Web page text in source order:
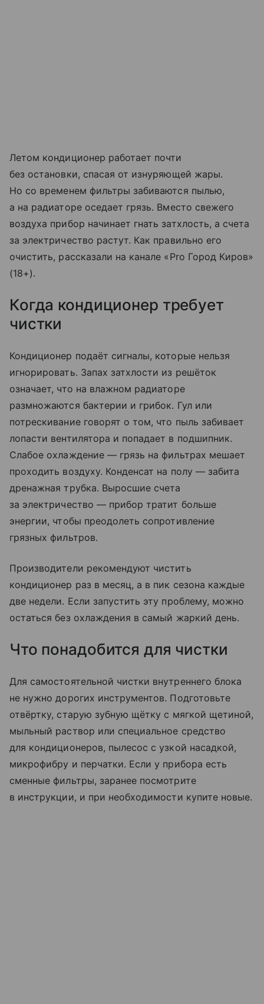
Летом кондиционер работает почти
без остановки, спасая от изнуряющей жары.
Но со временем фильтры забиваются пылью,
а на радиаторе оседает грязь. Вместо свежего
воздуха прибор начинает гнать затхлость, а счета
за электричество растут. Как правильно его
очистить, рассказали на канале «Pro Город Киров»
(18+).
Когда кондиционер требует
чистки
Кондиционер подаёт сигналы, которые нельзя
игнорировать. Запах затхлости из решёток
означает, что на влажном радиаторе
размножаются бактерии и грибок. Гул или
потрескивание говорят о том, что пыль забивает
лопасти вентилятора и попадает в подшипник.
Слабое охлаждение — грязь на фильтрах мешает
проходить воздуху. Конденсат на полу — забита
дренажная трубка. Выросшие счета
за электричество — прибор тратит больше
энергии, чтобы преодолеть сопротивление
грязных фильтров.
Производители рекомендуют чистить
кондиционер раз в месяц, а в пик сезона каждые
две недели. Если запустить эту проблему, можно
остаться без охлаждения в самый жаркий день.
Что понадобится для чистки
Для самостоятельной чистки внутреннего блока
не нужно дорогих инструментов. Подготовьте
отвёртку, старую зубную щётку с мягкой щетиной,
мыльный раствор или специальное средство
для кондиционеров, пылесос с узкой насадкой,
микрофибру и перчатки. Если у прибора есть
сменные фильтры, заранее посмотрите
в инструкции, и при необходимости купите новые.